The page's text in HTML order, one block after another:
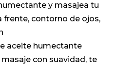
y masajea tu
contorno de ojos,
aceite humectante
con suavidad, te